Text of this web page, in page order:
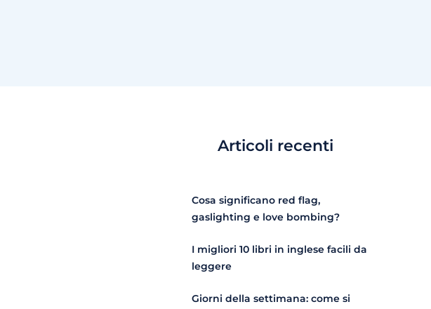
Articoli recenti
Cosa significano red flag,
gaslighting e love bombing?
I migliori 10 libri in inglese facili da
leggere
Giorni della settimana: come si